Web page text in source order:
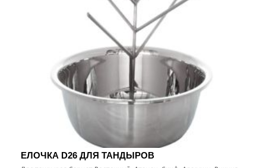
ЕЛОЧКА D26 ДЛЯ ТАНДЫРОВ